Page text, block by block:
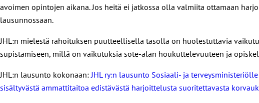
avoimen opintojen aikana. Jos heitä ei jatkossa olla valmiita ottamaan
lausunnossaan.
JHL:n mielestä rahoituksen puutteellisella tasolla on huolestuttavia
supistamiseen, millä on vaikutuksia sote-alan houkuttelevuuteen ja
JHL:n lausunto kokonaan:JHL ry:n lausunto Sosiaali- ja
sisältyvästä ammattitaitoa edistävästä harjoittelusta suoritettavasta